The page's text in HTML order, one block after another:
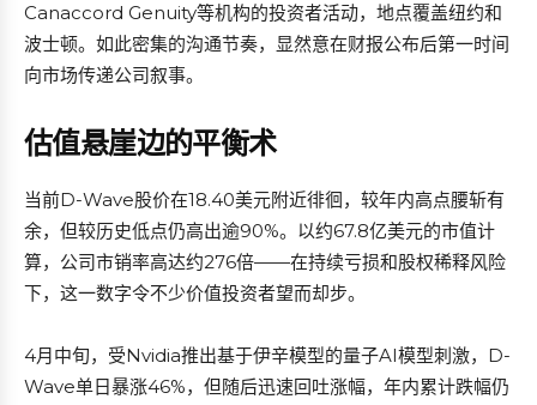
Canaccord Genuity等机构的投资者活动，地点覆盖纽约和
波士顿。如此密集的沟通节奏，显然意在财报公布后第一时间
向市场传递公司叙事。
估值悬崖边的平衡术
当前D-Wave股价在18.40美元附近徘徊，较年内高点腰斩有
余，但较历史低点仍高出逾90%。以约67.8亿美元的市值计
算，公司市销率高达约276倍——在持续亏损和股权稀释风险
下，这一数字令不少价值投资者望而却步。
4月中旬，受Nvidia推出基于伊辛模型的量子AI模型刺激，D-
Wave单日暴涨46%，但随后迅速回吐涨幅，年内累计跌幅仍